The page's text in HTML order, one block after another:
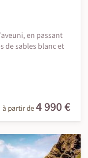
en passant
de sables blanc et
à partir de4 990 €